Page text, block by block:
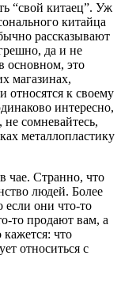
“свой китаец”. Уж
китайца
рассказывают
да и не
основном, это
магазинах,
относятся к своему
интересно,
сомневайтесь,
металлопластику
чае. Странно, что
людей. Более
если они что-то
то продают вам, а
что
относиться с